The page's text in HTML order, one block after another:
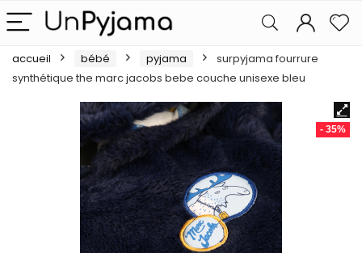
accueil bébé pyjama
surpyjama fourrure
synthétique the marc jacobs bebe couche unisexe bleu
- 35%